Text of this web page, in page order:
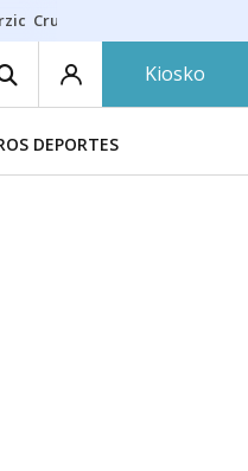
Cruz Gorbeia
Kiosko
DEPORTES